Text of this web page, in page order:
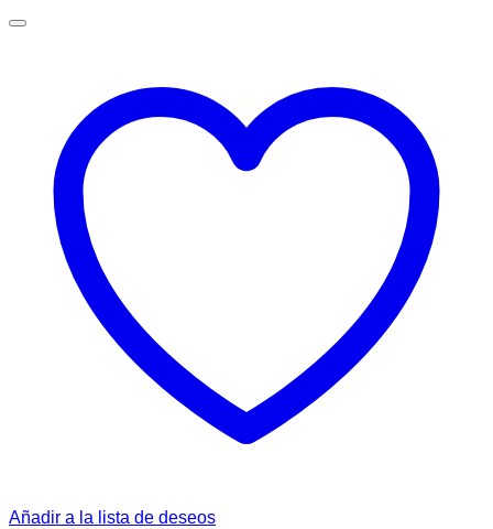
Añadir a la lista de deseos